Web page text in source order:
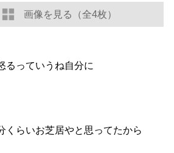
画像を見る（全4枚）
るっていうね自分に
くらいお芝居やと思ってたから